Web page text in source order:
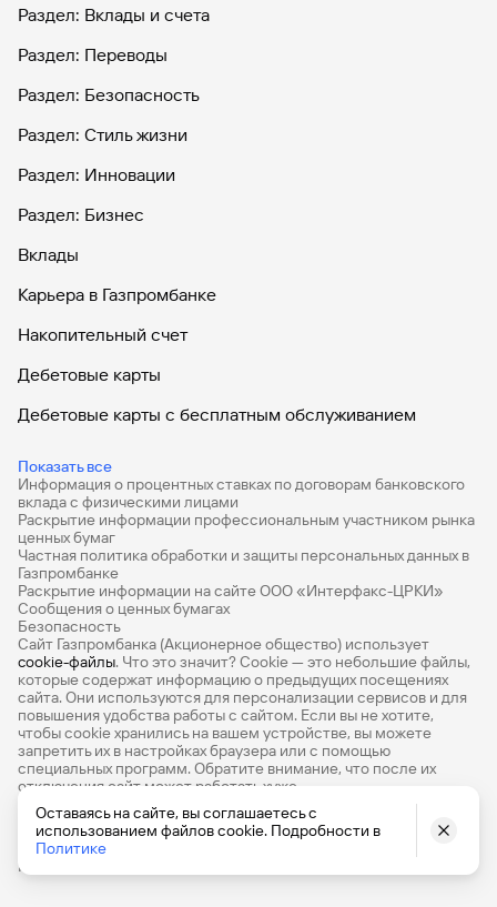
Раздел: Вклады и счета
Раздел: Переводы
Раздел: Безопасность
Раздел: Стиль жизни
Раздел: Инновации
Раздел: Бизнес
Вклады
Карьера в Газпромбанке
Накопительный счет
Дебетовые карты
Дебетовые карты с бесплатным обслуживанием
Показать все
Банковские вклады на 3 месяца
Вклады с высоким процентом
Калькулятор вкладов
Виртуальные карты
Премиум
РКО
Ипотечный калькулятор
Кредитный калькулятор
Про Финансы
База знаний
Информация о процентных ставках по договорам банковского
вклада с физическими лицами
Раскрытие информации профессиональным участником рынка
ценных бумаг
Частная политика обработки и защиты персональных данных в
Газпромбанке
Раскрытие информации на сайте ООО «Интерфакс-ЦРКИ»
Сообщения о ценных бумагах
Безопасность
Сайт Газпромбанка (Акционерное общество) использует
cookie-файлы. Что это значит? Сookie — это небольшие файлы,
которые содержат информацию о предыдущих посещениях
сайта. Они используются для персонализации сервисов и для
повышения удобства работы с сайтом. Если вы не хотите,
чтобы сookie хранились на вашем устройстве, вы можете
запретить их в настройках браузера или с помощью
специальных программ. Обратите внимание, что после их
отключения сайт может работать хуже
© 1990-2026, Банк ГПБ (АО) Генеральная лицензия Банка
России № 354
Оставаясь на сайте, вы соглашаетесь с
использованием файлов cookie. Подробности в
Политике